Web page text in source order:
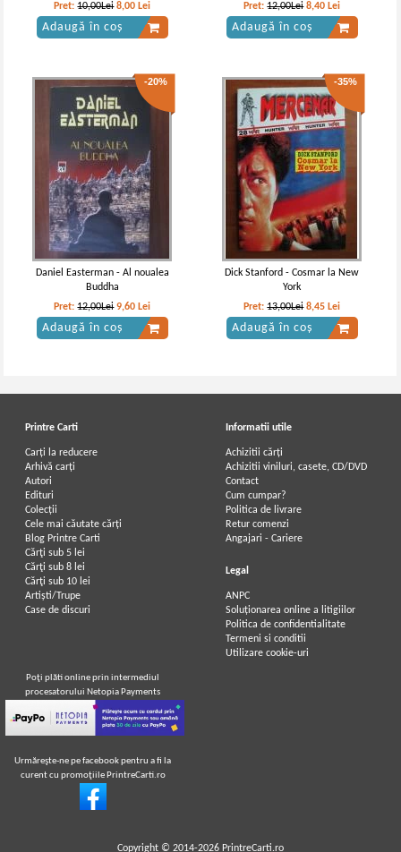
Pret:10,00Lei 8,00 Lei
Adaugă în coș
Pret:12,00Lei 8,40 Lei
Adaugă în coș
-20%
Daniel Easterman - Al noualea
Buddha
Pret:12,00Lei 9,60 Lei
Adaugă în coș
-35%
Dick Stanford - Cosmar la New
York
Pret:13,00Lei 8,45 Lei
Adaugă în coș
Printre Carti
Carți la reducere
Arhivă carți
Autori
Edituri
Colecții
Cele mai căutate cărți
Blog Printre Carti
Cărţi sub 5 lei
Cărţi sub 8 lei
Cărţi sub 10 lei
Artiști/Trupe
Case de discuri
Informatii utile
Achizitii cărți
Achizitii viniluri, casete, CD/DVD
Contact
Cum cumpar?
Politica de livrare
Retur comenzi
Angajari - Cariere
Legal
ANPC
Soluționarea online a litigiilor
Politica de confidentialitate
Termeni si conditii
Utilizare cookie-uri
Poţi plăti online prin intermediul
procesatorului Netopia Payments
Urmăreşte-ne pe facebook pentru a fi la
curent cu promoţiile PrintreCarti.ro
Copyright © 2014-2026 PrintreCarti.ro